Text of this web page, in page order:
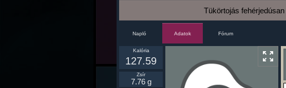
Tükörtojás fehérjedúsan
Napló Adatok Fórum
Kalória
127.59
Zsír
7.76 g